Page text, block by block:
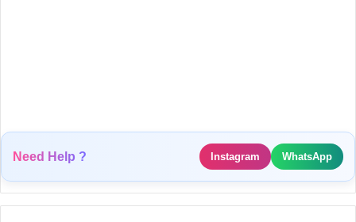
Need Help ? Instagram WhatsApp